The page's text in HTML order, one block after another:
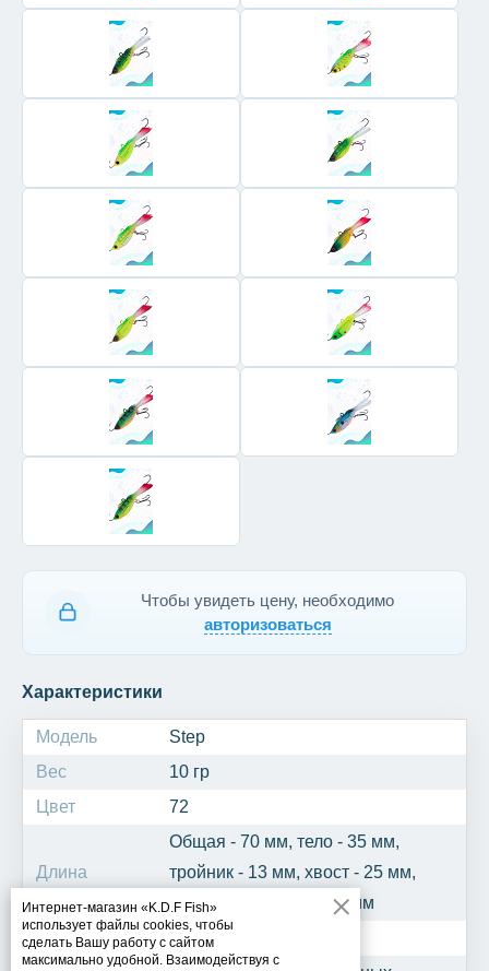
Интернет-магазин «K.D.F Fish»
использует файлы cookies, чтобы
сделать Вашу работу с сайтом
максимально удобной. Взаимодействуя с
Чтобы увидеть цену, необходимо
авторизоваться
Характеристики
Модель
Step
Вес
10 гр
Цвет
72
Длина
Общая - 70 мм, тело - 35 мм,
тройник - 13 мм, хвост - 25 мм,
крючок одинарный - 7 мм
Рыба
Окунь